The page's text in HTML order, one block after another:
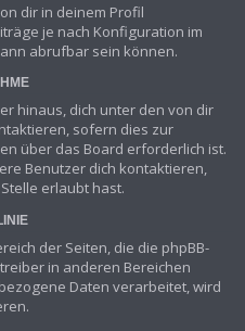
dir in deinem Profil
je nach Konfiguration im
abrufbar sein können.
hinaus, dich unter den von dir
sofern dies zur
über das Board erforderlich ist.
Benutzer dich kontaktieren,
erlaubt hast.
der Seiten, die die phpBB-
in anderen Bereichen
Daten verarbeitet, wird